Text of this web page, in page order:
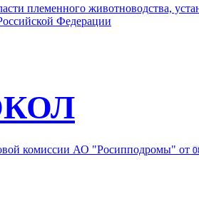
племенного животноводства,
Федерации
комиссии АО "Росипподромы" от